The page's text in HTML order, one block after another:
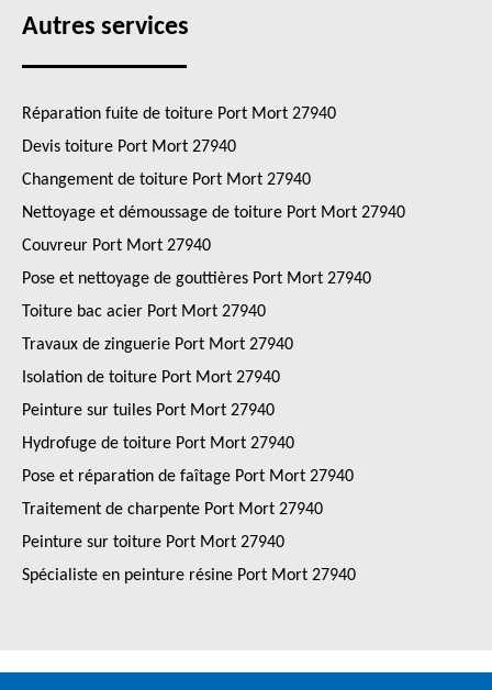
Autres services
Réparation fuite de toiture Port Mort 27940
Devis toiture Port Mort 27940
Changement de toiture Port Mort 27940
Nettoyage et démoussage de toiture Port Mort 27940
Couvreur Port Mort 27940
Pose et nettoyage de gouttières Port Mort 27940
Toiture bac acier Port Mort 27940
Travaux de zinguerie Port Mort 27940
Isolation de toiture Port Mort 27940
Peinture sur tuiles Port Mort 27940
Hydrofuge de toiture Port Mort 27940
Pose et réparation de faîtage Port Mort 27940
Traitement de charpente Port Mort 27940
Peinture sur toiture Port Mort 27940
Spécialiste en peinture résine Port Mort 27940